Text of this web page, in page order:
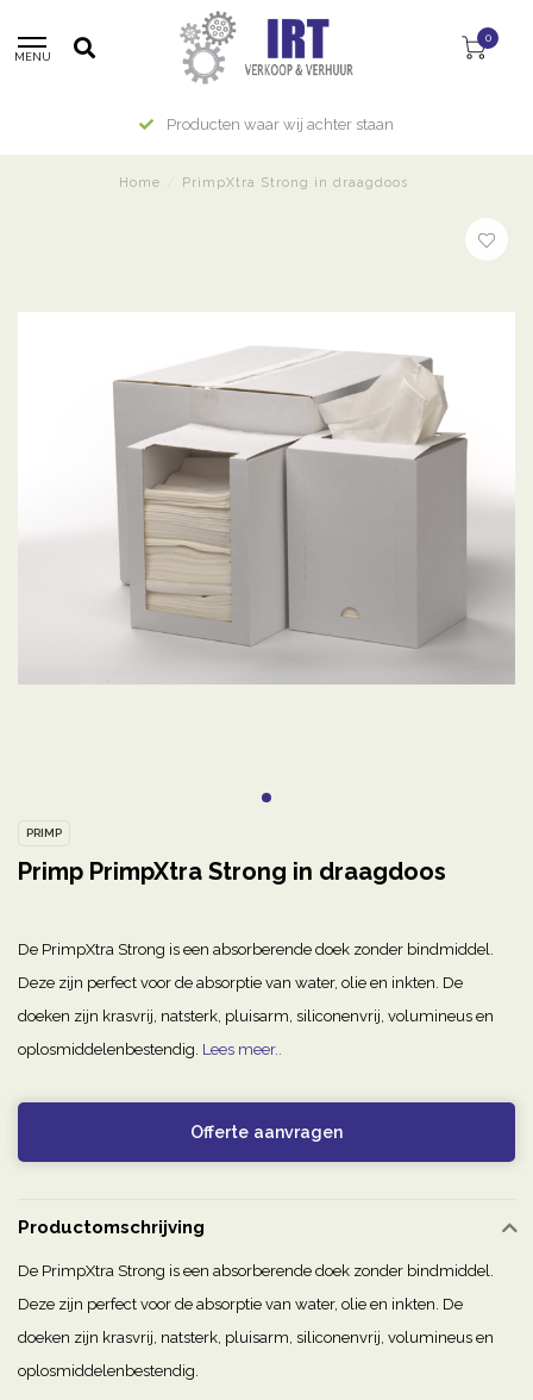
MENU
0
Producten waar wij achter staan
Home PrimpXtra Strong in draagdoos
PRIMP
Primp PrimpXtra Strong in draagdoos
De PrimpXtra Strong is een absorberende doek zonder bindmiddel.
Deze zijn perfect voor de absorptie van water, olie en inkten. De
doeken zijn krasvrij, natsterk, pluisarm, siliconenvrij, volumineus en
oplosmiddelenbestendig. Lees meer..
Offerte aanvragen
Productomschrijving
De PrimpXtra Strong is een absorberende doek zonder bindmiddel.
Deze zijn perfect voor de absorptie van water, olie en inkten. De
doeken zijn krasvrij, natsterk, pluisarm, siliconenvrij, volumineus en
oplosmiddelenbestendig.